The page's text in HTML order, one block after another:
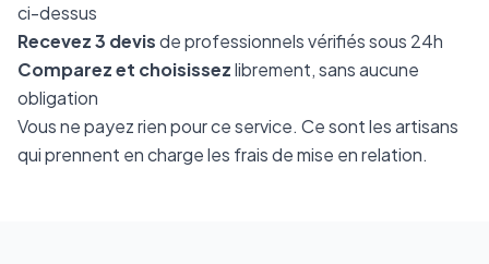
ci-dessus
Recevez 3 devisde professionnels vérifiés sous 24h
Comparez et choisissezlibrement, sans aucune
obligation
Vous ne payez rien pour ce service. Ce sont les artisans
qui prennent en charge les frais de mise en relation.